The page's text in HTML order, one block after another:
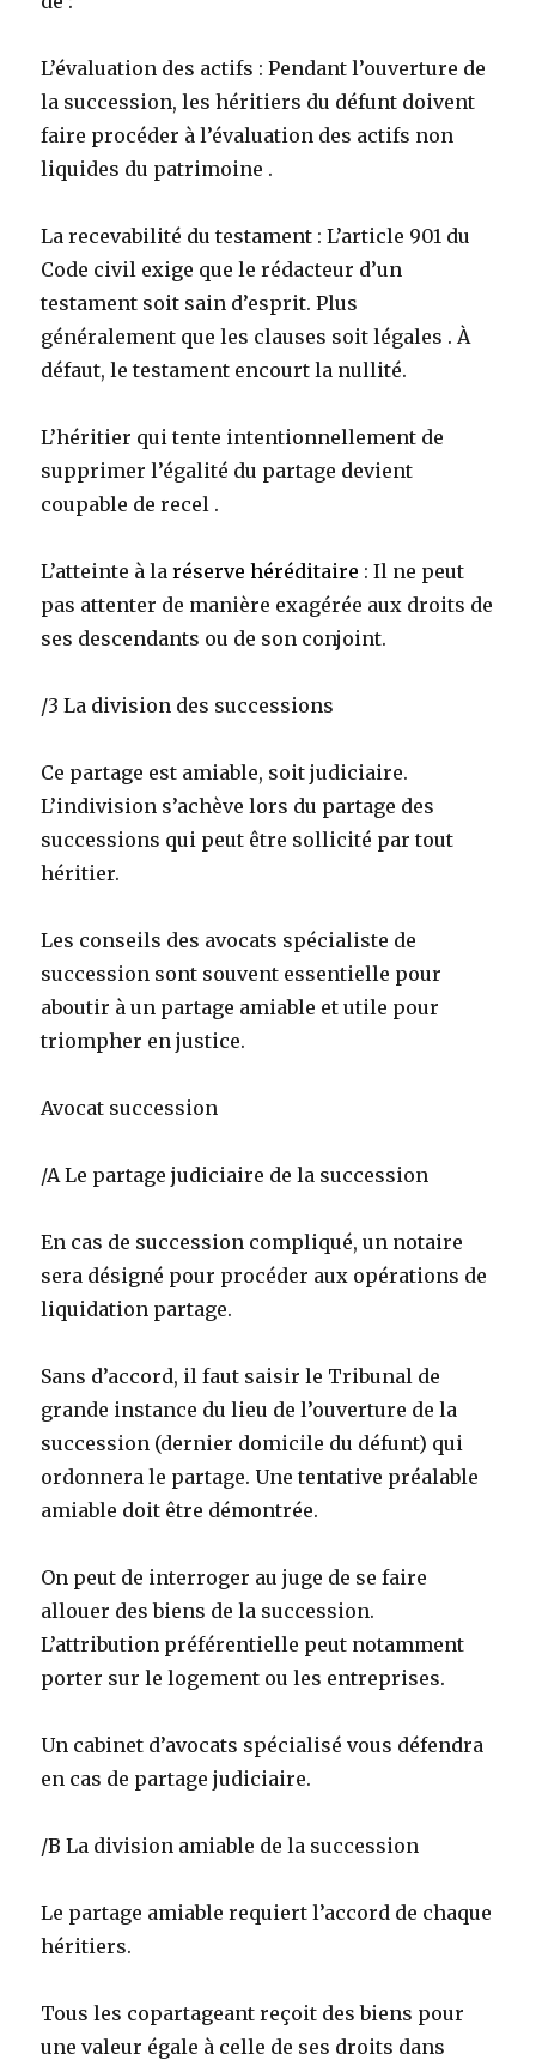
L’évaluation des actifs : Pendant l’ouverture de
la succession, les héritiers du défunt doivent
faire procéder à l’évaluation des actifs non
liquides du patrimoine .
La recevabilité du testament : L’article 901 du
Code civil exige que le rédacteur d’un
testament soit sain d’esprit. Plus
généralement que les clauses soit légales . À
défaut, le testament encourt la nullité.
L’héritier qui tente intentionnellement de
supprimer l’égalité du partage devient
coupable de recel .
L’atteinte à laréserve héréditaire : Il ne peut
pas attenter de manière exagérée aux droits de
ses descendants ou de son conjoint.
/3 La division des successions
Ce partage est amiable, soit judiciaire.
L’indivision s’achève lors du partage des
successions qui peut être sollicité par tout
héritier.
Les conseils des avocats spécialiste de
succession sont souvent essentielle pour
aboutir à un partage amiable et utile pour
triompher en justice.
Avocat succession
/A Le partage judiciaire de la succession
En cas de succession compliqué, un notaire
sera désigné pour procéder aux opérations de
liquidation partage.
Sans d’accord, il faut saisir le Tribunal de
grande instance du lieu de l’ouverture de la
succession (dernier domicile du défunt) qui
ordonnera le partage. Une tentative préalable
amiable doit être démontrée.
On peut de interroger au juge de se faire
allouer des biens de la succession.
L’attribution préférentielle peut notamment
porter sur le logement ou les entreprises.
Un cabinet d’avocats spécialisé vous défendra
en cas de partage judiciaire.
/B La division amiable de la succession
Le partage amiable requiert l’accord de chaque
héritiers.
Tous les copartageant reçoit des biens pour
une valeur égale à celle de ses droits dans